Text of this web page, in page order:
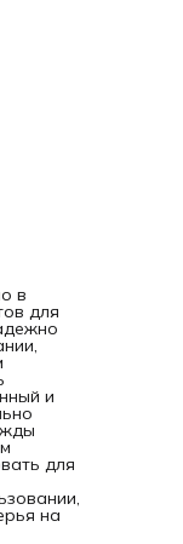
в
для
и
для
на